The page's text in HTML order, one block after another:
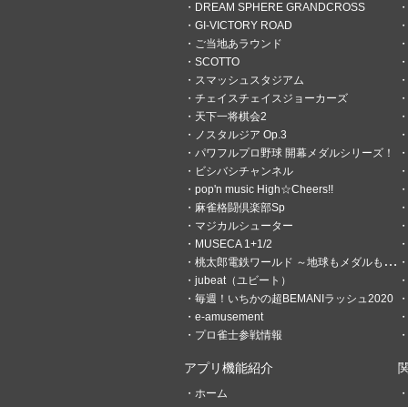
ミリエル＠オヅの理
4時間前
大分駅の中にあるフードコー
DREAM SPHERE GRANDCROSS
GI-VICTORY ROAD
ご当地あラウンド
SCOTTO
スマッシュスタジアム
チェイスチェイスジョーカーズ
天下一将棋会2
ノスタルジア Op.3
パワフルプロ野球 開幕メダルシリーズ！
ビシバシチャンネル
pop'n music High☆Cheers!!
麻雀格闘倶楽部Sp
マジカルシューター
MUSECA 1+1/2
桃太郎電鉄ワールド ～地球もメダルもまわってる！～
jubeat（ユビート）
毎週！いちかの超BEMANIラッシュ2020
e-amusement
プロ雀士参戦情報
アプリ機能紹介
ホーム